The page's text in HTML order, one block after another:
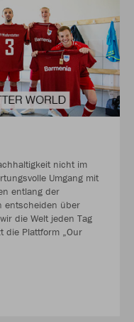
nicht im
Umgang mit
entlang der
entscheiden über
die Welt jeden Tag
die Plattform „Our